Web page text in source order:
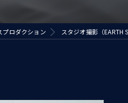
プロダクション スタジオ撮影（EARTH